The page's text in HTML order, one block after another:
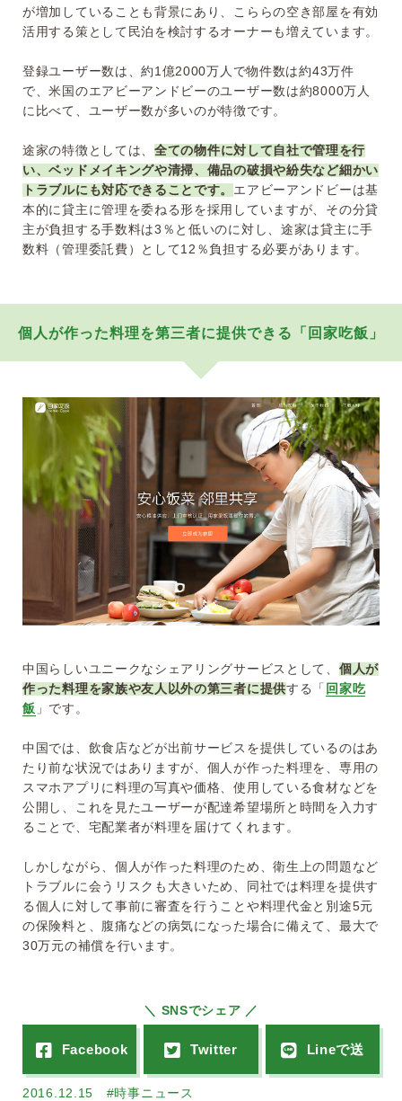
が増加していることも背景にあり、こららの空き部屋を有効
活用する策として民泊を検討するオーナーも増えています。
登録ユーザー数は、約1億2000万人で物件数は約43万件
で、米国のエアビーアンドビーのユーザー数は約8000万人
に比べて、ユーザー数が多いのが特徴です。
途家の特徴としては、 全ての物件に対して自社で管理を行
い、ベッドメイキングや清掃、備品の破損や紛失など細かい
トラブルにも対応できることです。 エアビーアンドビーは基
本的に貸主に管理を委ねる形を採用していますが、その分貸
主が負担する手数料は3％と低いのに対し、途家は貸主に手
数料（管理委託費）として12％負担する必要があります。
個人が作った料理を第三者に提供できる「回家吃飯」
中国らしいユニークなシェアリングサービスとして、 個人が
作った料理を家族や友人以外の第三者に提供する「 回家吃
飯 」です。
中国では、飲食店などが出前サービスを提供しているのはあ
たり前な状況ではありますが、個人が作った料理を、専用の
スマホアプリに料理の写真や価格、使用している食材などを
公開し、これを見たユーザーが配達希望場所と時間を入力す
ることで、宅配業者が料理を届けてくれます。
しかしながら、個人が作った料理のため、衛生上の問題など
トラブルに会うリスクも大きいため、同社では料理を提供す
る個人に対して事前に審査を行うことや料理代金と別途5元
の保険料と、腹痛などの病気になった場合に備えて、最大で
30万元の補償を行います。
＼ SNSでシェア ／
2016.12.15 #時事ニュース